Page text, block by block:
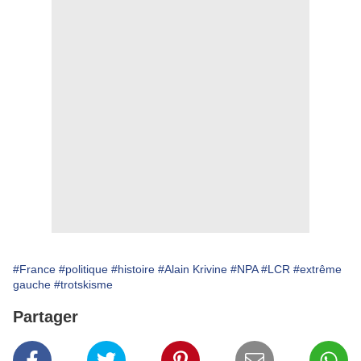
#France #politique #histoire #Alain Krivine #NPA #LCR #extrême
gauche #trotskisme
Partager